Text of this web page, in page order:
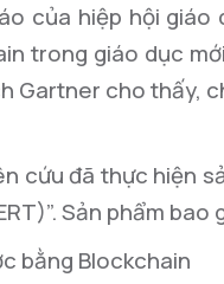
của hiệp hội
trong giáo dục
Gartner cho thấy,
cứu đã thực hiện
Sản phẩm bao
bằng Blockchain